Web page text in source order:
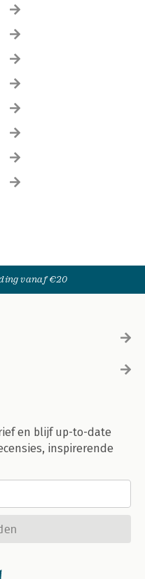
vanaf €20
en blijf up-to-date
inspirerende